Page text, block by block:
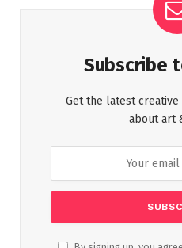
Subscribe
Get the latest creative
about art